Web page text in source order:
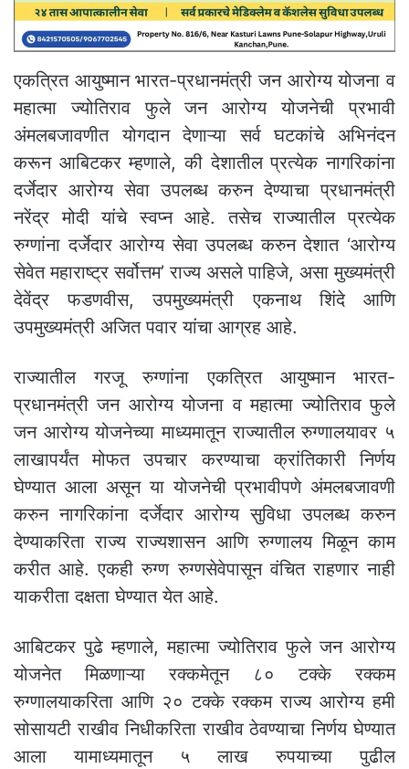
एकत्रित आयुष्मान भारत-प्रधानमंत्री जन आरोग्य योजना व
महात्मा ज्योतिराव फुले जन आरोग्य योजनेची प्रभावी
अंमलबजावणीत योगदान देणाऱ्या सर्व घटकांचे अभिनंदन
करून आबिटकर म्हणाले, की देशातील प्रत्येक नागरिकांना
दर्जेदार आरोग्य सेवा उपलब्ध करुन देण्याचा प्रधानमंत्री
नरेंद्र मोदी यांचे स्वप्न आहे. तसेच राज्यातील प्रत्येक
रुग्णांना दर्जेदार आरोग्य सेवा उपलब्ध करुन देशात ‘आरोग्य
सेवेत महाराष्ट्र सर्वोत्तम’ राज्य असले पाहिजे, असा मुख्यमंत्री
देवेंद्र फडणवीस, उपमुख्यमंत्री एकनाथ शिंदे आणि
उपमुख्यमंत्री अजित पवार यांचा आग्रह आहे.
राज्यातील गरजू रुग्णांना एकत्रित आयुष्मान भारत-
प्रधानमंत्री जन आरोग्य योजना व महात्मा ज्योतिराव फुले
जन आरोग्य योजनेच्या माध्यमातून राज्यातील रुग्णालयावर ५
लाखापर्यंत मोफत उपचार करण्याचा क्रांतिकारी निर्णय
घेण्यात आला असून या योजनेची प्रभावीपणे अंमलबजावणी
करुन नागरिकांना दर्जेदार आरोग्य सुविधा उपलब्ध करुन
देण्याकरिता राज्य राज्यशासन आणि रुग्णालय मिळून काम
करीत आहे. एकही रुग्ण रुग्णसेवेपासून वंचित राहणार नाही
याकरीता दक्षता घेण्यात येत आहे.
आबिटकर पुढे म्हणाले, महात्मा ज्योतिराव फुले जन आरोग्य
योजनेत मिळणाऱ्या रक्कमेतून ८० टक्के रक्कम
रुग्णालयाकरिता आणि २० टक्के रक्कम राज्य आरोग्य हमी
सोसायटी राखीव निधीकरिता राखीव ठेवण्याचा निर्णय घेण्यात
आला यामाध्यमातून ५ लाख रुपयाच्या पुढील